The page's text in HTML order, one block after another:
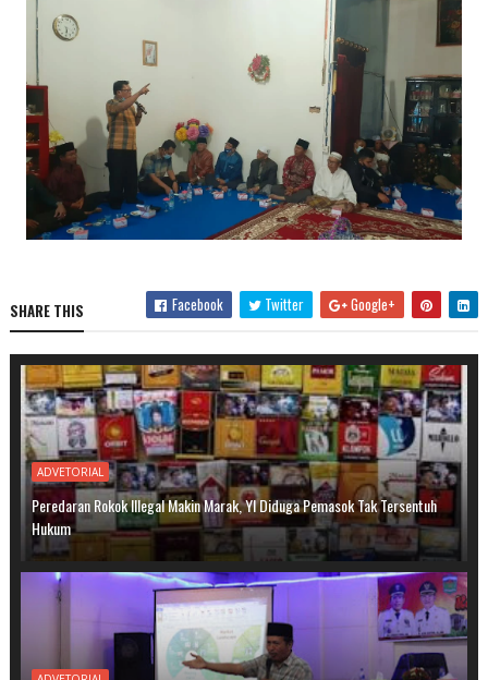
SHARE THIS Facebook Twitter Google+
ADVETORIAL
Peredaran Rokok Illegal Makin Marak, YI Diduga Pemasok Tak Tersentuh
Hukum